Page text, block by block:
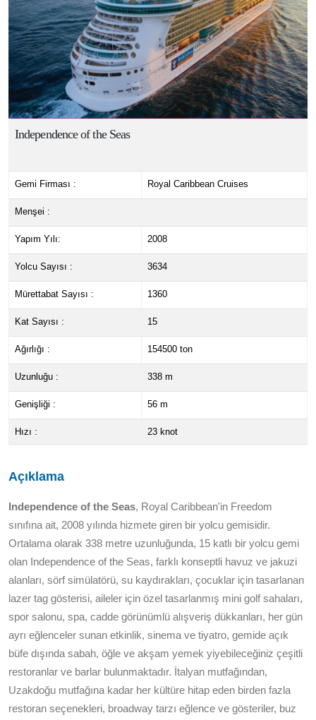
Independence of the Seas
Gemi Firması : Royal Caribbean Cruises
Menşei :
Yapım Yılı: 2008
Yolcu Sayısı : 3634
Mürettabat Sayısı : 1360
Kat Sayısı : 15
Ağırlığı : 154500 ton
Uzunluğu : 338 m
Genişliği : 56 m
Hızı : 23 knot
Açıklama
Independence of the Seas, Royal Caribbean'in Freedom
sınıfına ait, 2008 yılında hizmete giren bir yolcu gemisidir.
Ortalama olarak 338 metre uzunluğunda, 15 katlı bir yolcu gemi
olan Independence of the Seas, farklı konseptli havuz ve jakuzi
alanları, sörf simülatörü, su kaydırakları, çocuklar için tasarlanan
lazer tag gösterisi, aileler için özel tasarlanmış mini golf sahaları,
spor salonu, spa, cadde görünümlü alışveriş dükkanları, her gün
ayrı eğlenceler sunan etkinlik, sinema ve tiyatro, gemide açık
büfe dışında sabah, öğle ve akşam yemek yiyebileceğiniz çeşitli
restoranlar ve barlar bulunmaktadır. İtalyan mutfağından,
Uzakdoğu mutfağına kadar her kültüre hitap eden birden fazla
restoran seçenekleri, broadway tarzı eğlence ve gösteriler, buz